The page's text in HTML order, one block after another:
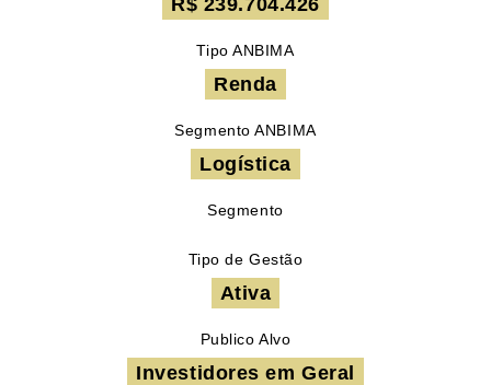
R$ 239.704.426
Tipo ANBIMA
Renda
Segmento ANBIMA
Logística
Segmento
Tipo de Gestão
Ativa
Publico Alvo
Investidores em Geral